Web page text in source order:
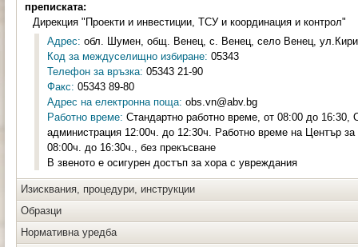
преписката:
Дирекция "Проекти и инвестиции, ТСУ и координация и контрол"
Адрес: обл. Шумен, общ. Венец, с. Венец, село Венец,
Код за междуселищно избиране: 05343
Телефон за връзка: 05343 21-90
Факс: 05343 89-80
Адрес на електронна поща: obs.vn@abv.bg
Работно време: Стандартно работно време, от 08:00 до 16:30,
администрация 12:00ч. до 12:30ч. Работно време на Център
08:00ч. до 16:30ч., без прекъсване
В звеното е осигурен достъп за хора с увреждания
Изисквания, процедури, инструкции
Образци
Нормативна уредба